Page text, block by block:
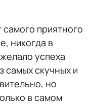
приятного
никогда в
успеха
самых скучных и
но
в самом